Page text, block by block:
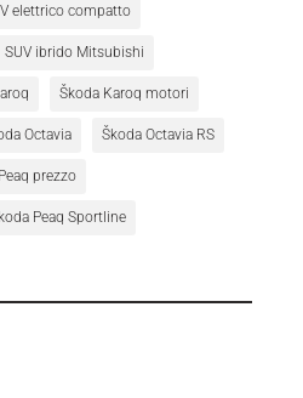
elettrico compatto
SUV ibrido Mitsubishi
Škoda Karoq motori
Octavia Škoda Octavia RS
prezzo
Peaq Sportline